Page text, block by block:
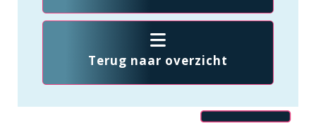
Terug naar overzicht